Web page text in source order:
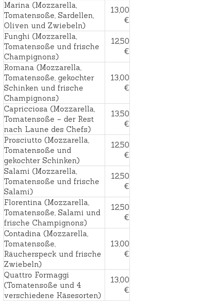
Marina (Mozzarella,
Tomatensoße, Sardellen,
Oliven und Zwiebeln)
13,00
€
Funghi (Mozzarella,
Tomatensoße und frische
Champignons)
12,50
€
Romana (Mozzarella,
Tomatensoße, gekochter
Schinken und frische
Champignons)
13,00
€
Capricciosa (Mozzarella,
Tomatensoße – der Rest
nach Laune des Chefs)
13,50
€
Prosciutto (Mozzarella,
Tomatensoße und
gekochter Schinken)
12,50
€
Salami (Mozzarella,
Tomatensoße und frische
Salami)
12,50
€
Florentina (Mozzarella,
Tomatensoße, Salami und
frische Champignons)
12,50
€
Contadina (Mozzarella,
Tomatensoße,
Räucherspeck und frische
Zwiebeln)
13,00
€
Quattro Formaggi
(Tomatensoße und 4
verschiedene Käsesorten)
13,00
€